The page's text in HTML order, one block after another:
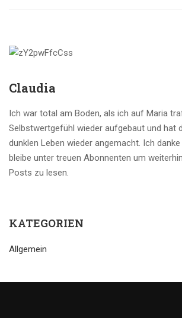
Claudia
Ich war total am Boden, als ich auf Maria
Selbstwertgefühl wieder aufgebaut und hat
dunklen Leben wieder angemacht. Ich
bleibe unter treuen Abonnenten um
Posts zu lesen.
KATEGORIEN
Allgemein